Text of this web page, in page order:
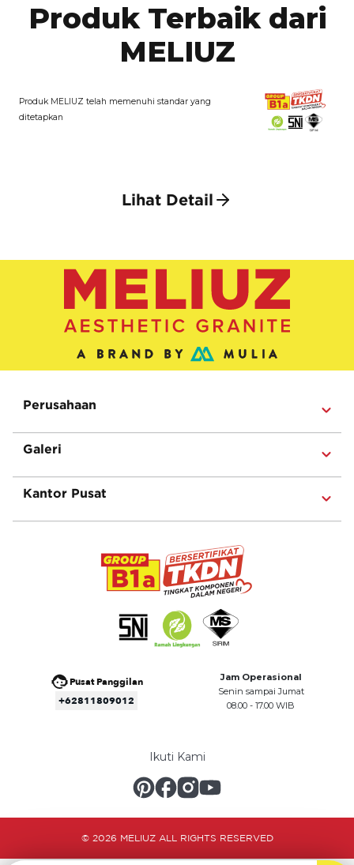
Produk Terbaik dari
MELIUZ
Produk MELIUZ telah memenuhi standar yang
ditetapkan
Lihat Detail
Perusahaan
Galeri
Kantor Pusat
Pusat Panggilan
+62811809012
Jam Operasional
Senin sampai Jumat
08.00 - 17.00 WIB
Ikuti Kami
© 2026 MELIUZ ALL RIGHTS RESERVED